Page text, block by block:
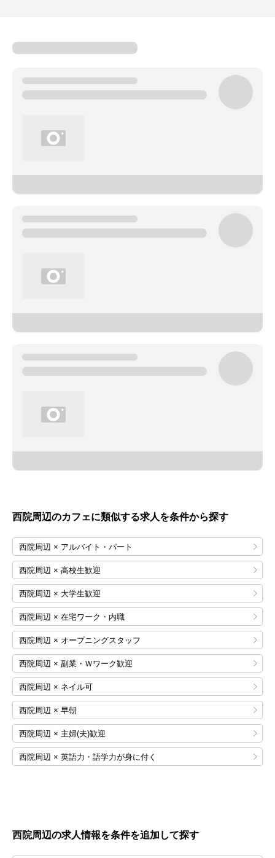
西院周辺のカフェに類似する求人を条件から探す
西院周辺 × アルバイト・パート
西院周辺 × 高校生歓迎
西院周辺 × 大学生歓迎
西院周辺 × 在宅ワーク・内職
西院周辺 × オープニングスタッフ
西院周辺 × 副業・Ｗワーク歓迎
西院周辺 × ネイル可
西院周辺 × 早朝
西院周辺 × 主婦(夫)歓迎
西院周辺 × 英語力・語学力が身に付く
西院周辺の求人情報を条件を追加して探す